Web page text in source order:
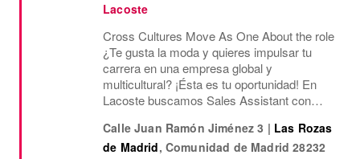
Lacoste
Cross Cultures Move As One About the role
¿Te gusta la moda y quieres impulsar tu
carrera en una empresa global y
multicultural? ¡Ésta es tu oportunidad! En
Lacoste buscamos Sales Assistant con
tienda Outlet de Las Rozas Village.¿Qué
ofrecemos? Jornada...
Calle Juan Ramón Jiménez 3 | Las Rozas
de Madrid, Comunidad de Madrid 28232